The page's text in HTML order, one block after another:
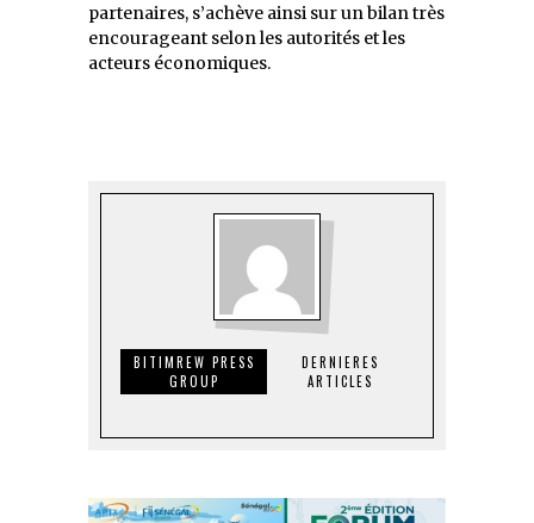
partenaires, s’achève ainsi sur un bilan très
encourageant selon les autorités et les
acteurs économiques.
BITIMREW PRESS
GROUP
DERNIERES
ARTICLES